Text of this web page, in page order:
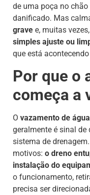
de uma poça no
danificado. Mas
grave e, muitas
simples ajuste ou
que está
Por que o
começa a
O vazamento de água
geralmente é sinal
sistema de
motivos: o dreno
instalação do
o funcionamento,
precisa ser